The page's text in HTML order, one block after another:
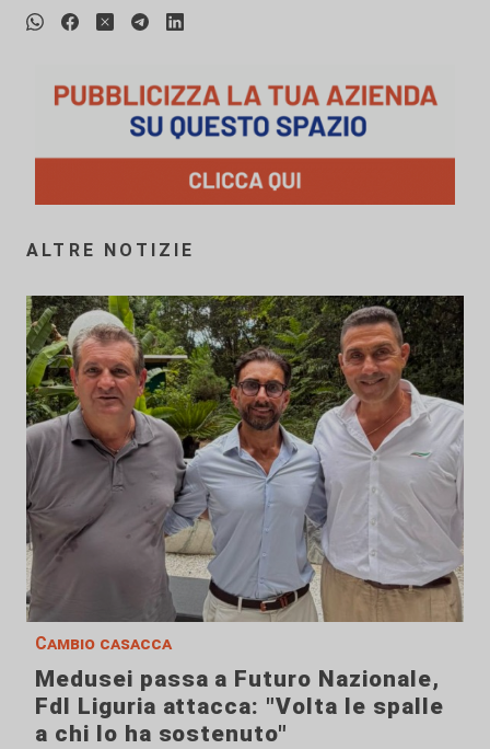
ALTRE NOTIZIE
Cambio casacca
Medusei passa a Futuro Nazionale,
FdI Liguria attacca: "Volta le spalle
a chi lo ha sostenuto"